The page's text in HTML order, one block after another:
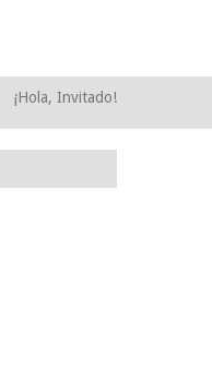
¡Hola, Invitado!